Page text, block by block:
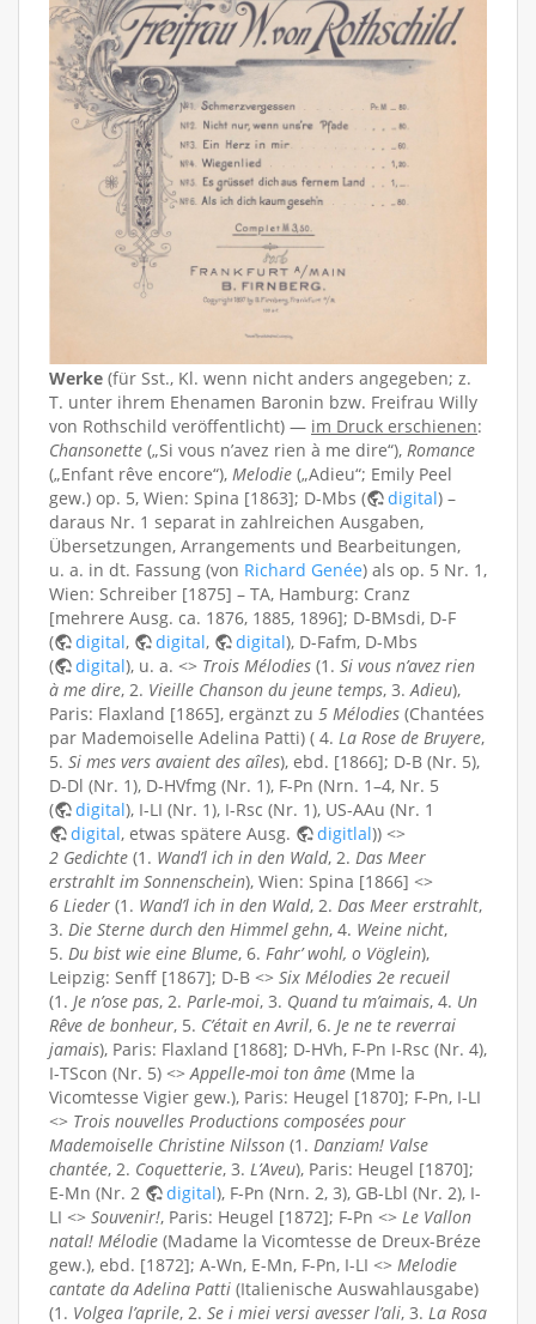
Werke (für Sst., Kl. wenn nicht anders angegeben; z.
T. unter ihrem Ehenamen Baronin bzw. Freifrau Willy
von Rothschild veröffentlicht) — im Druck erschienen:
Chansonette („Si vous n’avez rien à me dire“), Romance
(„Enfant rêve encore“), Melodie („Adieu“; Emily Peel
gew.) op. 5, Wien: Spina [1863]; D-Mbs (
digital) –
daraus Nr. 1 separat in zahlreichen Ausgaben,
Übersetzungen, Arrangements und Bearbeitungen,
u. a. in dt. Fassung (von Richard Genée) als op. 5 Nr. 1,
Wien: Schreiber [1875] – TA, Hamburg: Cranz
[mehrere Ausg. ca. 1876, 1885, 1896]; D-BMsdi, D-F
(
digital, digital, digital), D-Fafm, D-Mbs
(
digital), u. a. <> Trois Mélodies (1. Si vous n’avez rien
à me dire, 2. Vieille Chanson du jeune temps, 3.Adieu),
Paris: Flaxland [1865], ergänzt zu 5 Mélodies (Chantées
par Mademoiselle Adelina Patti) ( 4. La Rose de Bruyere,
5. Si mes vers avaient des aîles), ebd. [1866]; D-B (Nr. 5),
D-Dl (Nr. 1), D-HVfmg (Nr. 1), F-Pn (Nrn. 1–4, Nr. 5
(
digital), I-LI (Nr. 1), I-Rsc (Nr. 1), US-AAu (Nr. 1
digital, etwas spätere Ausg. digitlal)) <>
2 Gedichte (1. Wand’l ich in den Wald, 2. Das Meer
erstrahlt im Sonnenschein), Wien: Spina [1866] <>
6 Lieder (1. Wand’l ich in den Wald, 2. Das Meer erstrahlt,
3. Die Sterne durch den Himmel gehn, 4. Weine nicht,
5. Du bist wie eine Blume, 6. Fahr’ wohl, o Vöglein),
Leipzig: Senff [1867]; D-B <> Six Mélodies 2e recueil
(1. Je n’ose pas, 2. Parle-moi, 3. Quand tu m’aimais, 4. Un
Rêve de bonheur, 5. C’était en Avril, 6. Je ne te reverrai
jamais), Paris: Flaxland [1868]; D-HVh, F-Pn I-Rsc (Nr. 4),
I-TScon (Nr. 5) <>Appelle-moi ton âme (Mme la
Vicomtesse Vigier gew.), Paris: Heugel [1870]; F-Pn, I-LI
<> Trois nouvelles Productions composées pour
Mademoiselle Christine Nilsson (1. Danziam! Valse
chantée, 2. Coquetterie, 3. L’Aveu), Paris: Heugel [1870];
E-Mn (Nr. 2
digital), F-Pn (Nrn. 2, 3), GB-Lbl (Nr. 2), I-
LI <> Souvenir!, Paris: Heugel [1872]; F-Pn <> Le Vallon
natal! Mélodie (Madame la Vicomtesse de Dreux-Bréze
gew.), ebd. [1872]; A-Wn, E-Mn, F-Pn, I-LI <> Melodie
cantate da Adelina Patti (Italienische Auswahlausgabe)
(1. Volgea l’aprile, 2. Se i miei versi avesser l’ali, 3. La Rosa